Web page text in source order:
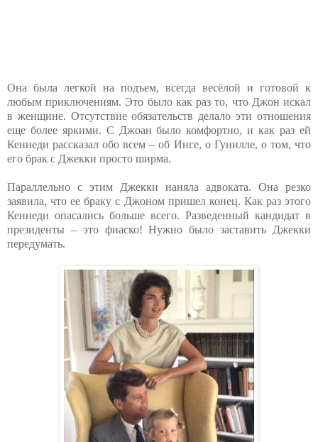
Она была легкой на подъем, всегда весёлой и готовой к
любым приключениям. Это было как раз то, что Джон искал
в женщине. Отсутствие обязательств делало эти отношения
еще более яркими. С Джоан было комфортно, и как раз ей
Кеннеди рассказал обо всем – об Инге, о Гунилле, о том, что
его брак с Джекки просто ширма.
Параллельно с этим Джекки наняла адвоката. Она резко
заявила, что ее браку с Джоном пришел конец. Как раз этого
Кеннеди опасались больше всего. Разведенный кандидат в
президенты – это фиаско! Нужно было заставить Джекки
передумать.